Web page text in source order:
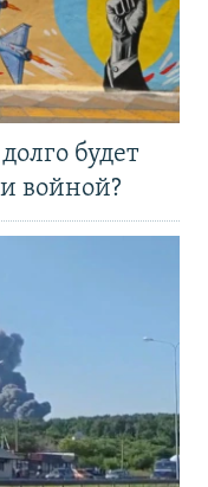
будет
войной?